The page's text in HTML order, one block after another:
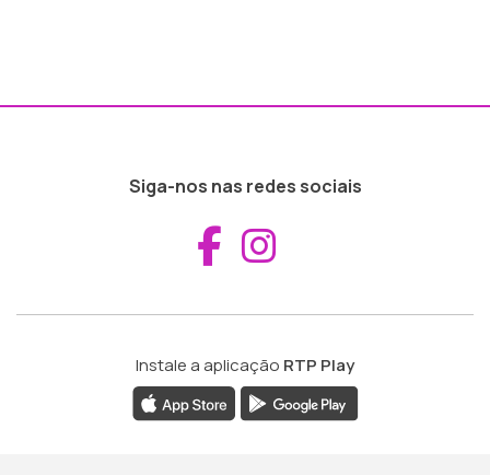
Siga-nos nas redes sociais
Aceder ao
Instale a aplicação RTP Play